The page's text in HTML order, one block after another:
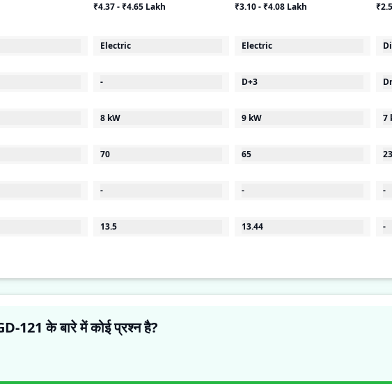
₹4.37 - ₹4.65 Lakh
Electric
-
8 kW
70
-
13.5
₹3.10 - ₹4.08 Lakh
Electric
D+3
9 kW
65
-
13.44
7
-
-
क्या आपके मन में तेजस व्हीकल्स RUGD-121 के बारे में कोई प्रश्न है?